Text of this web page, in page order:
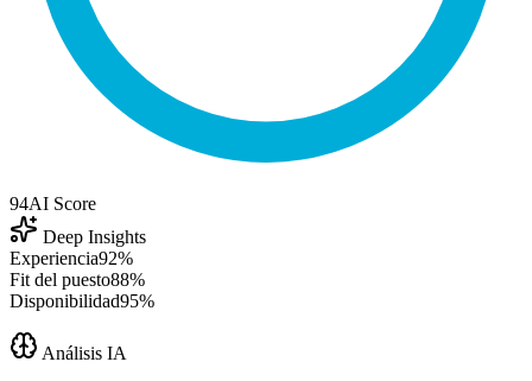
94AI Score
Deep Insights
Experiencia92%
Fit del puesto88%
Disponibilidad95%
Análisis IA